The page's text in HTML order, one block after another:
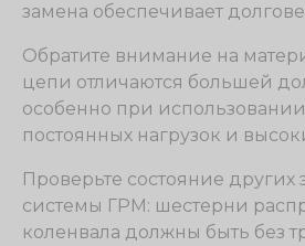
замена обеспечивает
Обратите внимание на
цепи отличаются большей
особенно при
постоянных нагрузок и
Проверьте состояние других
системы ГРМ: шестерни
коленвала должны быть без